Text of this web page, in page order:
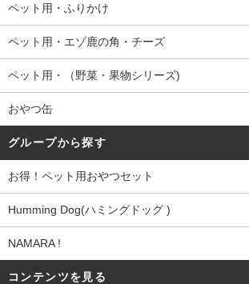
ペット用・ふりかけ
ペット用・エゾ鹿の角・チーズ
ペット用・（野菜・果物シリーズ)
おやつ缶
グループから探す
お得！ペット用おやつセット
Humming Dog(ハミングドッグ )
NAMARA !
コンテンツを見る